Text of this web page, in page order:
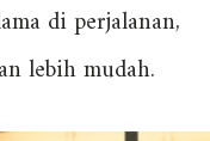
di perjalanan,
lebih mudah.